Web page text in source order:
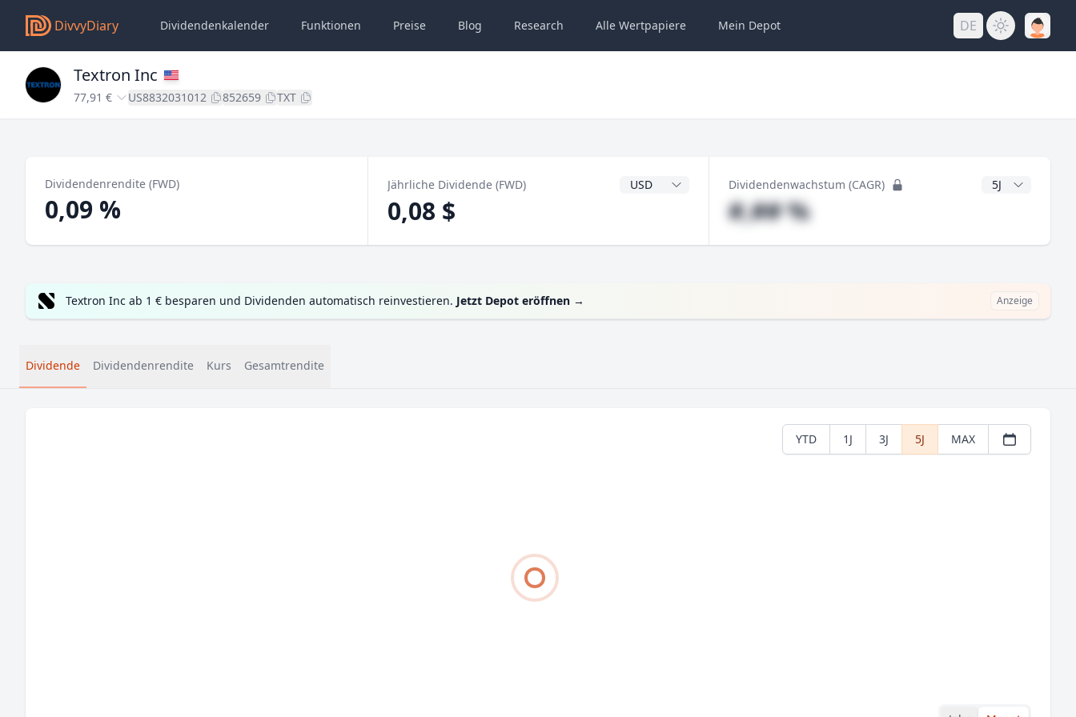
DivvyDiary Dividendenkalender Funktionen Preise Blog Research Alle Wertpapiere Mein Depot DE
Textron Inc
77,91 € US8832031012 852659 TXT
Dividendenrendite (FWD)
0,09 %
Jährliche Dividende (FWD) Dividendenwährung
0,08 $
Dividendenwachstum (CAGR) CAGR Jahre
#,## %
Textron Inc ab 1 € besparen und Dividenden automatisch reinvestieren. Jetzt Depot eröffnen → Anzeige
Dividende Dividendenrendite Kurs Gesamtrendite
YTD 1J 3J 5J MAX